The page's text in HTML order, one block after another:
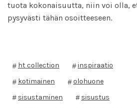
tuota kokonaisuutta, niin voi olla,
pysyvästi tähän osoitteeseen.
ht collection
inspiraatio
kotimainen
olohuone
sisustaminen
sisustus